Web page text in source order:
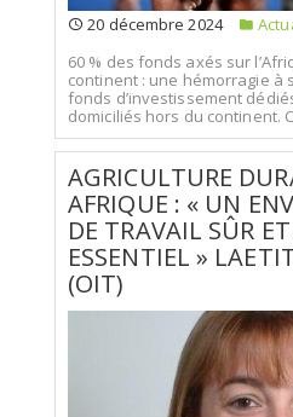
20 décembre 2024
60 % des fonds axés sur
continent : une hémorragie à
fonds d’investissement
domiciliés hors du continent.
AGRICULTURE
AFRIQUE : « UN
DE TRAVAIL SÛR
ESSENTIEL »
(OIT)